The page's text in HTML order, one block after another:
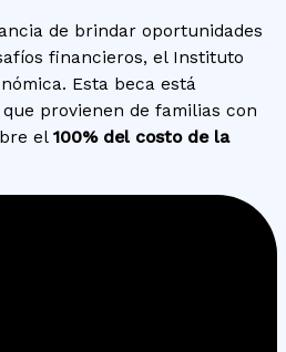
de brindar oportunidades
financieros, el Instituto
Esta beca está
provienen de familias con
el 100% del costo de la